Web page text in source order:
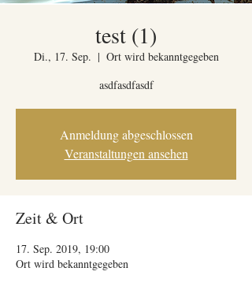
test (1)
Di., 17. Sep.
  |
Ort wird bekanntgegeben
asdfasdfasdf
Anmeldung abgeschlossen
Veranstaltungen ansehen
Zeit & Ort
17. Sep. 2019, 19:00
Ort wird bekanntgegeben